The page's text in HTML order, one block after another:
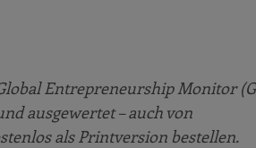
Entrepreneurship Monitor
ausgewertet – auch von
als Printversion bestellen.